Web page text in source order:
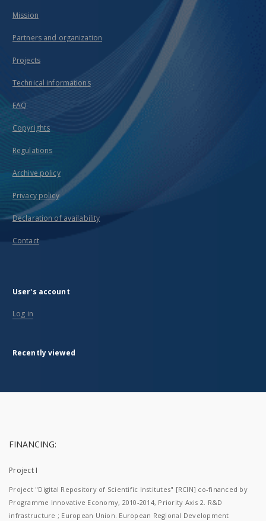
Mission
Partners and organization
Projects
Technical informations
FAQ
Copyrights
Regulations
Archive policy
Privacy policy
Declaration of availability
Contact
User's account
Log in
Recently viewed
FINANCING:
Project I
Project "Digital Repository of Scientific Institutes" [RCIN] co-financed by
Programme Innovative Economy, 2010-2014, Priority Axis 2. R&D
infrastructure ; European Union. European Regional Development